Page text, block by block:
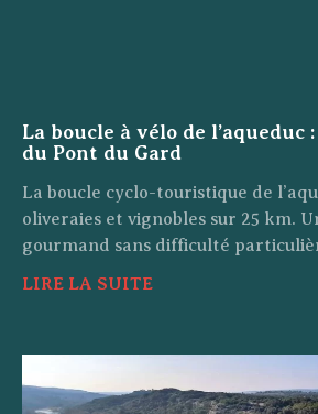
La boucle à vélo de l’aqueduc
du Pont du Gard
La boucle cyclo-touristique de
oliveraies et vignobles sur 25 km.
gourmand sans difficulté
LIRE LA SUITE